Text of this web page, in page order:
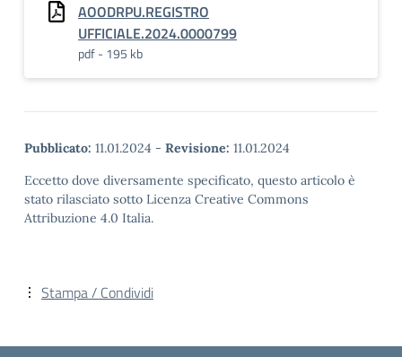
AOODRPU.REGISTRO
UFFICIALE.2024.0000799
pdf - 195 kb
Pubblicato: 11.01.2024 - Revisione: 11.01.2024
Eccetto dove diversamente specificato, questo articolo è
stato rilasciato sotto Licenza Creative Commons
Attribuzione 4.0 Italia.
Stampa / Condividi